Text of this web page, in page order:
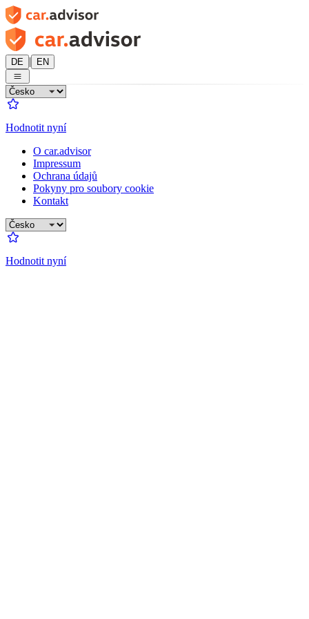
DE | EN
Hodnotit nyní
O car.advisor
Impressum
Ochrana údajů
Pokyny pro soubory cookie
Kontakt
Hodnotit nyní